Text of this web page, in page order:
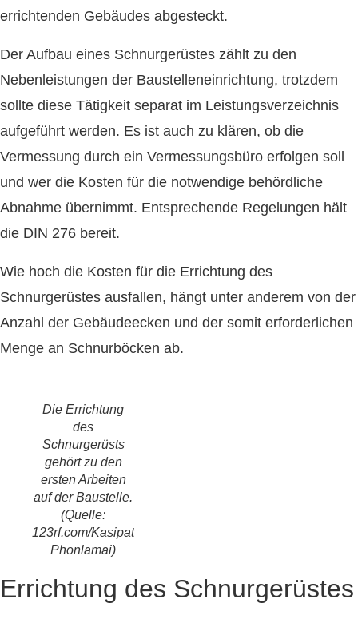
errichtenden Gebäudes abgesteckt.
Der Aufbau eines Schnurgerüstes zählt zu den
Nebenleistungen der Baustelleneinrichtung, trotzdem
sollte diese Tätigkeit separat im Leistungsverzeichnis
aufgeführt werden. Es ist auch zu klären, ob die
Vermessung durch ein Vermessungsbüro erfolgen soll
und wer die Kosten für die notwendige behördliche
Abnahme übernimmt. Entsprechende Regelungen hält
die DIN 276 bereit.
Wie hoch die Kosten für die Errichtung des
Schnurgerüstes ausfallen, hängt unter anderem von der
Anzahl der Gebäudeecken und der somit erforderlichen
Menge an Schnurböcken ab.
Die Errichtung
des
Schnurgerüsts
gehört zu den
ersten Arbeiten
auf der Baustelle.
(Quelle:
123rf.com/Kasipat
Phonlamai)
Errichtung des Schnurgerüstes